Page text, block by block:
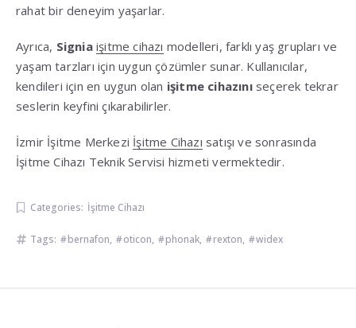
rahat bir deneyim yaşarlar.
Ayrıca, Signia işitme cihazı modelleri, farklı yaş grupları ve
yaşam tarzları için uygun çözümler sunar. Kullanıcılar,
kendileri için en uygun olan işitme cihazınıseçerek tekrar
seslerin keyfini çıkarabilirler.
İzmir İşitme Merkezi İşitme Cihazı satışı ve sonrasında
İşitme Cihazı Teknik Servisi hizmeti vermektedir.
Categories: İşitme Cihazı
Tags: bernafon, oticon, phonak, rexton, widex